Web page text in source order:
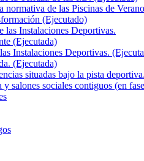
normativa de las Piscinas de
(Ejecutado)
las Instalaciones Deportivas.
(Ejecutada)
Instalaciones Deportivas.
(Ejecutada)
situadas bajo la pista
salones sociales contiguos (en